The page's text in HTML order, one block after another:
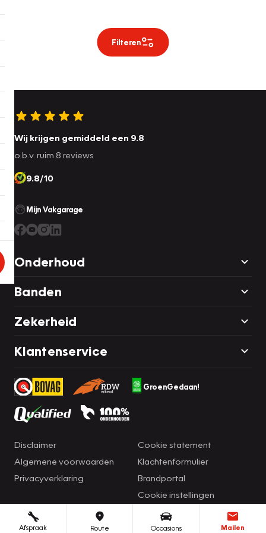
Filteren
Afspraak Route Occasions Mailen
Wij krijgen gemiddeld een 9.8
o.b.v. ruim 8 reviews
9.8/10
Mijn Vakgarage
Onderhoud
Banden
Zekerheid
Klantenservice
GroenGedaan!
Disclaimer
Algemene voorwaarden
Privacyverklaring
Cookie statement
Klachtenformulier
Brandportal
Cookie instellingen